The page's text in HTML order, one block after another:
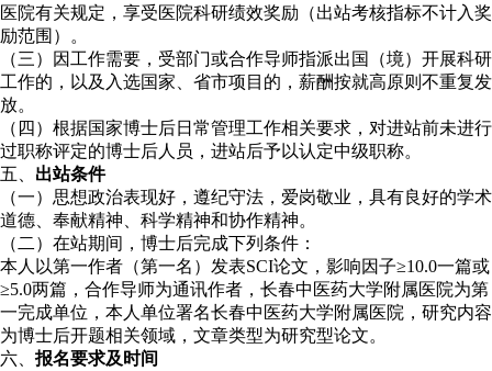
医院有关规定，享受医院科研绩效奖励（出站考核指标不计入奖
励范围）。
（三）因工作需要，受部门或合作导师指派出国（境）开展科研
工作的，以及入选国家、省市项目的，薪酬按就高原则不重复发
放。
（四）根据国家博士后日常管理工作相关要求，对进站前未进行
过职称评定的博士后人员，进站后予以认定中级职称。
五、 出站条件
（一）思想政治表现好，遵纪守法，爱岗敬业，具有良好的学术
道德、奉献精神、科学精神和协作精神。
（二）在站期间，博士后完成下列条件：
本人以第一作者（第一名）发表SCI论文，影响因子≥10.0一篇或
≥5.0两篇，合作导师为通讯作者，长春中医药大学附属医院为第
一完成单位，本人单位署名长春中医药大学附属医院，研究内容
为博士后开题相关领域，文章类型为研究型论文。
六、 报名要求及时间